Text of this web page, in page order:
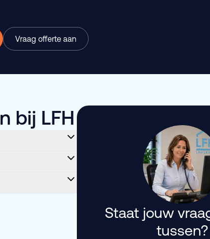
Vraag offerte aan
bij LFH
Staat jouw
tussen?